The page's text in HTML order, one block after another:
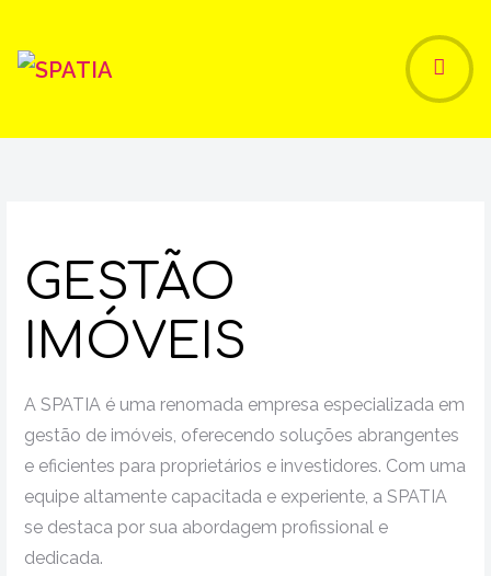
GESTÃO
IMÓVEIS
A SPATIA é uma renomada empresa especializada em
gestão de imóveis, oferecendo soluções abrangentes
e eficientes para proprietários e investidores. Com uma
equipe altamente capacitada e experiente, a SPATIA
se destaca por sua abordagem profissional e
dedicada.